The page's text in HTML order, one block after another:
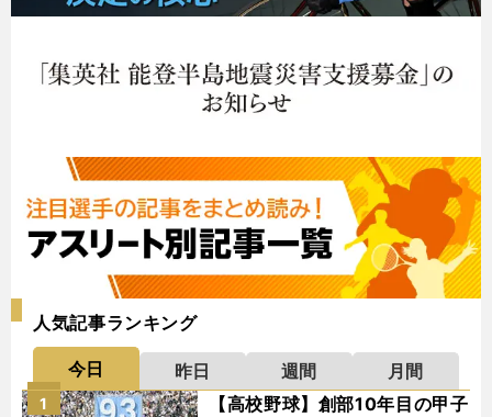
人気記事ランキング
今日 昨日 週間
月間
【高校野球】創部10年目の甲子
1